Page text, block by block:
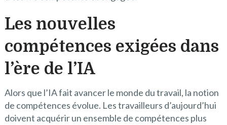
Les nouvelles
compétences exigées dans
l’ère de l’IA
Alors que l’IA fait avancer le monde du travail, la notion
de compétences évolue. Les travailleurs d’aujourd’hui
doivent acquérir un ensemble de compétences plus